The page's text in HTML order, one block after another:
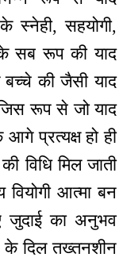
स्नेही, सहयोगी,
सब रूप की याद
बच्चे की जैसी याद
रूप से जो याद
प्रत्यक्ष हो ही
विधि मिल जाती
आत्मा बन
जुदाई का अनुभव
के दिल तख्तनशीन